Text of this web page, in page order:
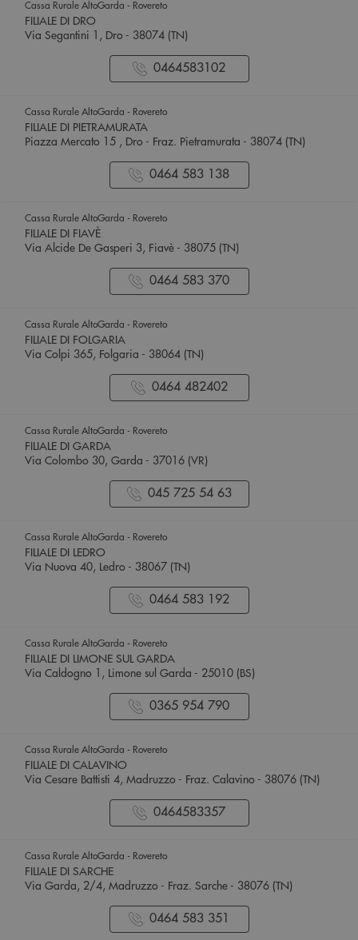
Cassa Rurale AltoGarda - Rovereto
FILIALE DI DRO
Via Segantini 1, Dro - 38074 (TN)
0464583102
Cassa Rurale AltoGarda - Rovereto
FILIALE DI PIETRAMURATA
Piazza Mercato 15 , Dro - Fraz. Pietramurata - 38074 (TN)
0464 583 138
Cassa Rurale AltoGarda - Rovereto
FILIALE DI FIAVÈ
Via Alcide De Gasperi 3, Fiavè - 38075 (TN)
0464 583 370
Cassa Rurale AltoGarda - Rovereto
FILIALE DI FOLGARIA
Via Colpi 365, Folgaria - 38064 (TN)
0464 482402
Cassa Rurale AltoGarda - Rovereto
FILIALE DI GARDA
Via Colombo 30, Garda - 37016 (VR)
045 725 54 63
Cassa Rurale AltoGarda - Rovereto
FILIALE DI LEDRO
Via Nuova 40, Ledro - 38067 (TN)
0464 583 192
Cassa Rurale AltoGarda - Rovereto
FILIALE DI LIMONE SUL GARDA
Via Caldogno 1, Limone sul Garda - 25010 (BS)
0365 954 790
Cassa Rurale AltoGarda - Rovereto
FILIALE DI CALAVINO
Via Cesare Battisti 4, Madruzzo - Fraz. Calavino - 38076 (TN)
0464583357
Cassa Rurale AltoGarda - Rovereto
FILIALE DI SARCHE
Via Garda, 2/4, Madruzzo - Fraz. Sarche - 38076 (TN)
0464 583 351